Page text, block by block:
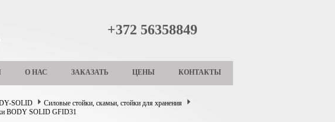
+372 56358849
О НАС ЗАКАЗАТЬ ЦЕНЫ КОНТАКТЫ
SOLID
Силовые стойки, скамьи, стойки для хранения
BODY SOLID GFID31